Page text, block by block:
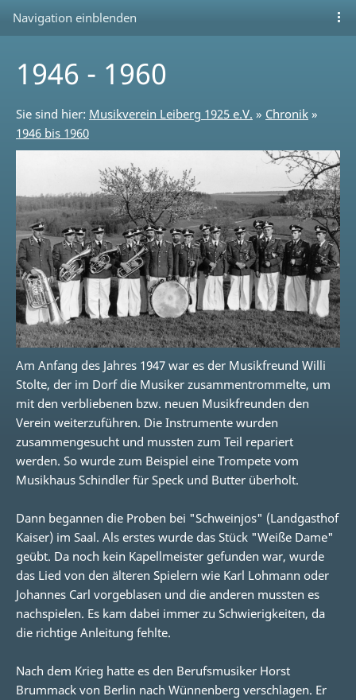
Navigation einblenden
1946 - 1960
Sie sind hier: Musikverein Leiberg 1925 e.V. » Chronik »
1946 bis 1960
Am Anfang des Jahres 1947 war es der Musikfreund Willi
Stolte, der im Dorf die Musiker zusammentrommelte, um
mit den verbliebenen bzw. neuen Musikfreunden den
Verein weiterzuführen. Die Instrumente wurden
zusammengesucht und mussten zum Teil repariert
werden. So wurde zum Beispiel eine Trompete vom
Musikhaus Schindler für Speck und Butter überholt.
Dann begannen die Proben bei "Schweinjos" (Landgasthof
Kaiser) im Saal. Als erstes wurde das Stück "Weiße Dame"
geübt. Da noch kein Kapellmeister gefunden war, wurde
das Lied von den älteren Spielern wie Karl Lohmann oder
Johannes Carl vorgeblasen und die anderen mussten es
nachspielen. Es kam dabei immer zu Schwierigkeiten, da
die richtige Anleitung fehlte.
Nach dem Krieg hatte es den Berufsmusiker Horst
Brummack von Berlin nach Wünnenberg verschlagen. Er